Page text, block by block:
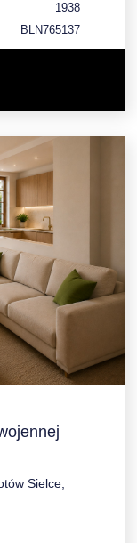
1938
BLN765137
Sielce,